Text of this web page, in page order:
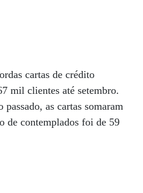
cartas de crédito
mil clientes até setembro.
as cartas somaram
de contemplados foi de 59